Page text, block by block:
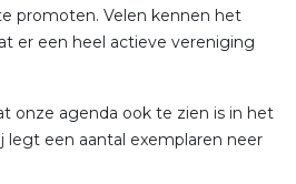
promoten. Velen kennen het
er een heel actieve vereniging
onze agenda ook te zien is in het
legt een aantal exemplaren neer